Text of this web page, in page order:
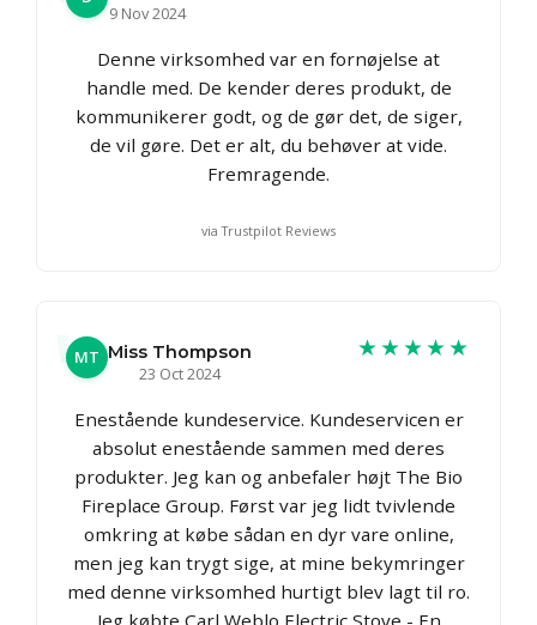
9 Nov 2024
Denne virksomhed var en fornøjelse at
handle med. De kender deres produkt, de
kommunikerer godt, og de gør det, de siger,
de vil gøre. Det er alt, du behøver at vide.
Fremragende.
via Trustpilot Reviews
MT Miss Thompson
23 Oct 2024
★★★★★
Enestående kundeservice. Kundeservicen er
absolut enestående sammen med deres
produkter. Jeg kan og anbefaler højt The Bio
Fireplace Group. Først var jeg lidt tvivlende
omkring at købe sådan en dyr vare online,
men jeg kan trygt sige, at mine bekymringer
med denne virksomhed hurtigt blev lagt til ro.
Jeg købte Carl Weblo Electric Stove - En